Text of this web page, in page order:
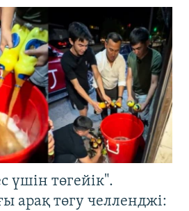
үшін төгейік".
арақ төгу челленджі: